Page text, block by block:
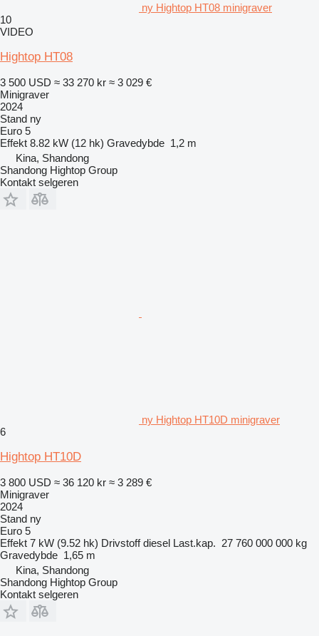
ny Hightop HT08 minigraver
10
VIDEO
Hightop HT08
3 500 USD ≈ 33 270 kr ≈ 3 029 €
Minigraver
2024
Stand ny
Euro 5
Effekt 8.82 kW (12 hk) Gravedybde 1,2 m
Kina, Shandong
Shandong Hightop Group
Kontakt selgeren
ny Hightop HT10D minigraver
6
Hightop HT10D
3 800 USD ≈ 36 120 kr ≈ 3 289 €
Minigraver
2024
Stand ny
Euro 5
Effekt 7 kW (9.52 hk) Drivstoff diesel Last.kap. 27 760 000 000 kg
Gravedybde 1,65 m
Kina, Shandong
Shandong Hightop Group
Kontakt selgeren